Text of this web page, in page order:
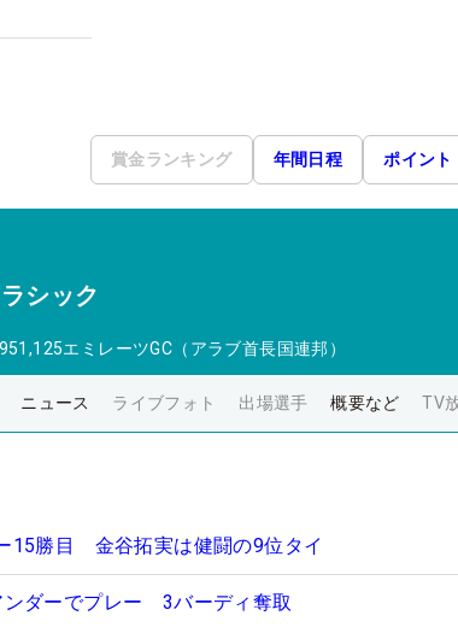
賞金ランキング 年間日程 ポイント
シック
エミレーツGC（アラブ首長国連邦）
ニュース ライブフォト 出場選手 概要など TV
15勝目 金谷拓実は健闘の9位タイ
ンダーでプレー 3バーディ奪取